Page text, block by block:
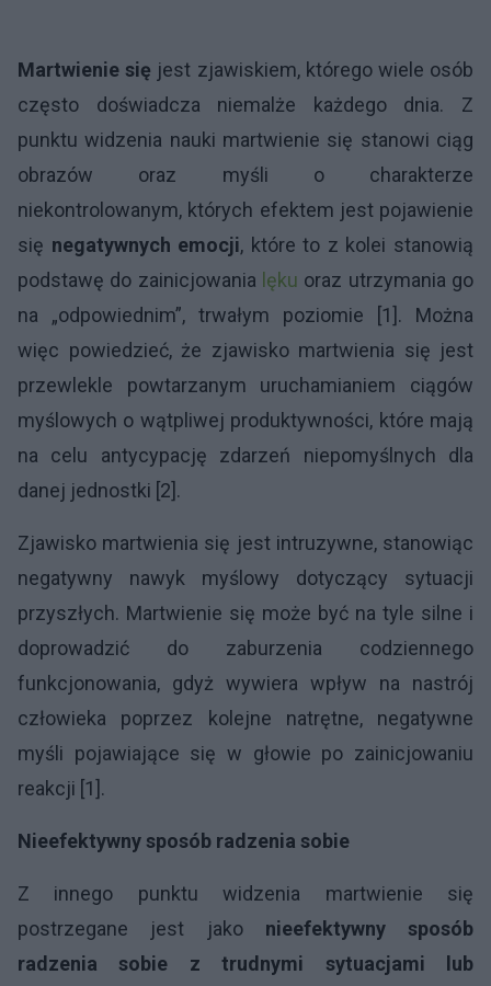
Martwienie się jest zjawiskiem, którego wiele osób
często doświadcza niemalże każdego dnia. Z
punktu widzenia nauki martwienie się stanowi ciąg
obrazów oraz myśli o charakterze
niekontrolowanym, których efektem jest pojawienie
się negatywnych emocji, które to z kolei stanowią
podstawę do zainicjowania lęku oraz utrzymania go
na „odpowiednim”, trwałym poziomie [1]. Można
więc powiedzieć, że zjawisko martwienia się jest
przewlekle powtarzanym uruchamianiem ciągów
myślowych o wątpliwej produktywności, które mają
na celu antycypację zdarzeń niepomyślnych dla
danej jednostki [2].
Zjawisko martwienia się jest intruzywne, stanowiąc
negatywny nawyk myślowy dotyczący sytuacji
przyszłych. Martwienie się może być na tyle silne i
doprowadzić do zaburzenia codziennego
funkcjonowania, gdyż wywiera wpływ na nastrój
człowieka poprzez kolejne natrętne, negatywne
myśli pojawiające się w głowie po zainicjowaniu
reakcji [1].
Nieefektywny sposób radzenia sobie
Z innego punktu widzenia martwienie się
postrzegane jest jako nieefektywny sposób
radzenia sobie z trudnymi sytuacjami lub